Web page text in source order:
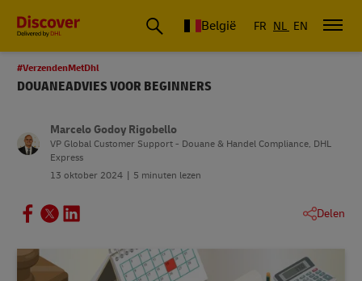
België FR NL EN
#VerzendenMetDhl
DOUANEADVIES VOOR BEGINNERS
Marcelo Godoy Rigobello
VP Global Customer Support - Douane & Handel Compliance, DHL
Express
13 oktober 2024
5 minuten lezen
Delen